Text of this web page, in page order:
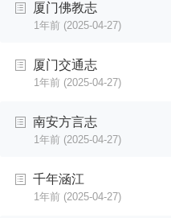
厦门佛教志
1年前 (2025-04-27)
厦门交通志
1年前 (2025-04-27)
南安方言志
1年前 (2025-04-27)
千年涵江
1年前 (2025-04-27)